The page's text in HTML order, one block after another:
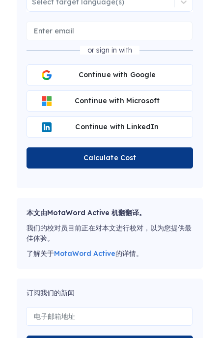
Select target language(s)
or sign in with
Continue with Google
Continue with Microsoft
Continue with LinkedIn
Calculate Cost
本文由MotaWord Active 机翻翻译。
我们的校对员目前正在对本文进行校对，以为您提供最
佳体验。
了解关于MotaWord Active的详情。
订阅我们的新闻